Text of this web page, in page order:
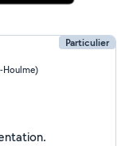
Particulier
Houlme)
renseigné ma présentation.